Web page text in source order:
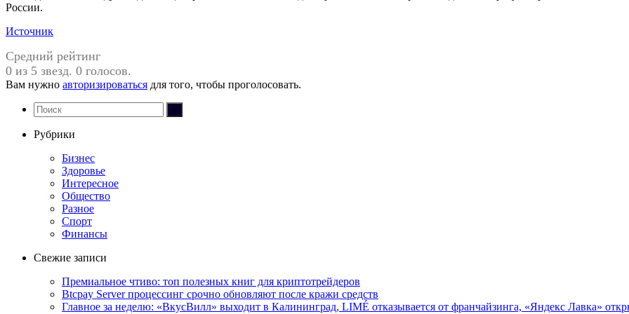
России.
Источник
Средний рейтинг
0 из 5 звезд. 0 голосов.
Вам нужно авторизироваться для того, чтобы проголосовать.
Рубрики
Бизнес
Здоровье
Интересное
Общество
Разное
Спорт
Финансы
Свежие записи
Премиальное чтиво: топ полезных книг для криптотрейдеров
Btcpay Server процессинг срочно обновляют после кражи средств
Главное за неделю: «ВкусВилл» выходит в Калининград, LIMÉ отказывается от франчайзинга, «Яндекс Лавка»